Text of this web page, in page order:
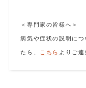
＜専門家の皆様へ＞
病気や症状の説明に
たら、 こちら よりご連